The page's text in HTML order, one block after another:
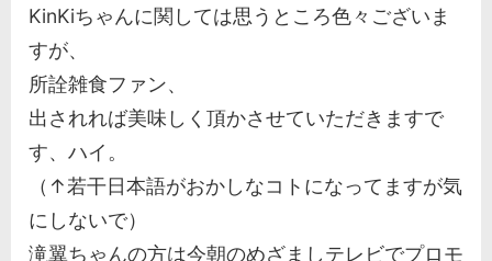
KinKiちゃんに関しては思うところ色々ございま
すが、
所詮雑食ファン、
出されれば美味しく頂かさせていただきますで
す、ハイ。
（↑若干日本語がおかしなコトになってますが気
にしないで）
滝翼ちゃんの方は今朝のめざましテレビでプロモ